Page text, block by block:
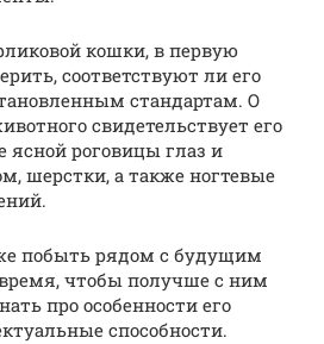
кошки, в первую
соответствуют ли его
стандартам. О
свидетельствует его
ясной роговицы глаз и
шерстки, а также ногтевые
побыть рядом с будущим
чтобы получше с ним
про особенности его
способности.